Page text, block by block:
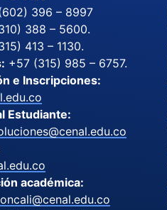
396 – 8997
388 – 5600.
413 – 1130.
+57 (315) 985 – 6757.
e Inscripciones:
Estudiante:
académica: